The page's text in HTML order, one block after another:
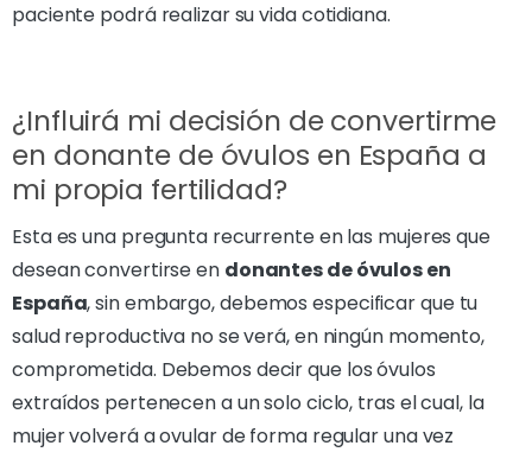
paciente podrá realizar su vida cotidiana.
¿Influirá mi decisión de convertirme
en donante de óvulos en España a
mi propia fertilidad?
Esta es una pregunta recurrente en las mujeres que
desean convertirse en donantes de óvulos en
España, sin embargo, debemos especificar que tu
salud reproductiva no se verá, en ningún momento,
comprometida. Debemos decir que los óvulos
extraídos pertenecen a un solo ciclo, tras el cual, la
mujer volverá a ovular de forma regular una vez